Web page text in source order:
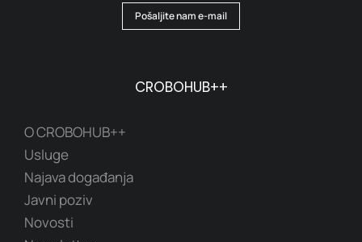
Pošaljite nam e-mail
CROBOHUB++
O CROBOHUB++
Usluge
Najava događanja
Javni poziv
Novosti